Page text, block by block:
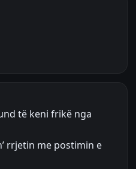
të keni frikë nga
rrjetin me postimin e